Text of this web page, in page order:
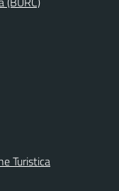
Turistica